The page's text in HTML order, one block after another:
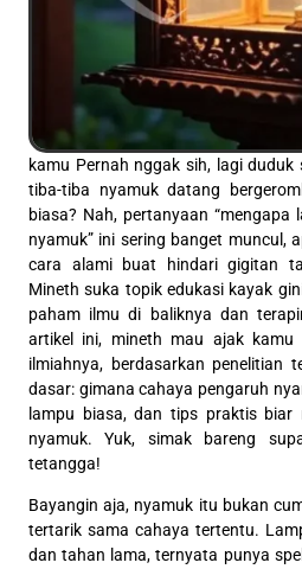
kamu Pernah nggak sih, lagi
tiba-tiba nyamuk datang
biasa? Nah, pertanyaan “mengapa
nyamuk” ini sering banget muncul,
cara alami buat hindari gigitan
Mineth suka topik edukasi kayak
paham ilmu di baliknya dan
artikel ini, mineth mau ajak
ilmiahnya, berdasarkan penelitian
dasar: gimana cahaya pengaruh
lampu biasa, dan tips praktis biar
nyamuk. Yuk, simak bareng
tetangga!
Bayangin aja, nyamuk itu bukan
tertarik sama cahaya tertentu.
dan tahan lama, ternyata punya